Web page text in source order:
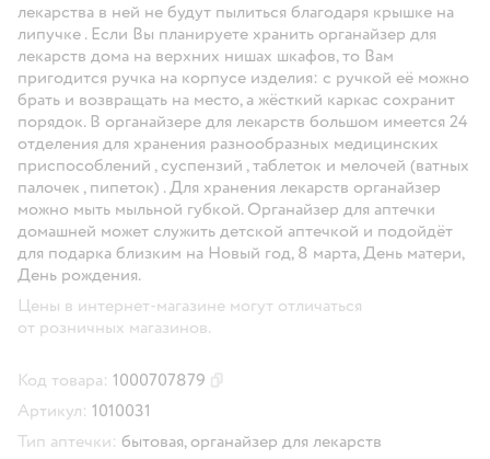
лекарства в ней не будут пылиться благодаря крышке на
липучке . Если Вы планируете хранить органайзер для
лекарств дома на верхних нишах шкафов, то Вам
пригодится ручка на корпусе изделия: с ручкой её можно
брать и возвращать на место, а жёсткий каркас сохранит
порядок. В органайзере для лекарств большом имеется 24
отделения для хранения разнообразных медицинских
приспособлений , суспензий , таблеток и мелочей (ватных
палочек , пипеток) . Для хранения лекарств органайзер
можно мыть мыльной губкой. Органайзер для аптечки
домашней может служить детской аптечкой и подойдёт
для подарка близким на Новый год, 8 марта, День матери,
День рождения.
Цены в интернет-магазине могут отличаться
от розничных магазинов.
Код товара: 1000707879
Артикул: 1010031
Тип аптечки: бытовая, органайзер для лекарств